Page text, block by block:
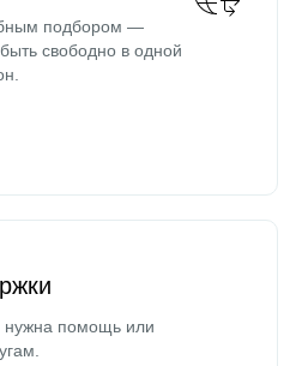
подбором —
свободно в одной
помощь или